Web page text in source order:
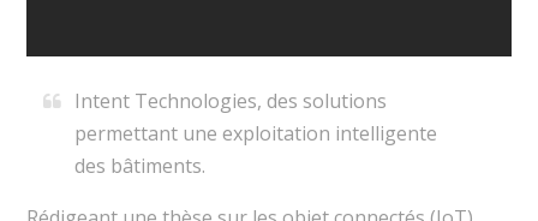
Intent Technologies, des solutions
permettant une exploitation intelligente
des bâtiments.